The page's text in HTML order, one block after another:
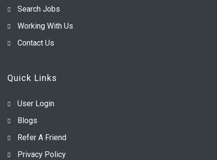
Search Jobs
Working With Us
Contact Us
Quick Links
User Login
Blogs
Refer A Friend
Privacy Policy